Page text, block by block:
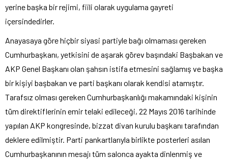
yerine başka bir rejimi, fiili olarak uygulama gayreti
içersindedirler.
Anayasaya göre hiçbir siyasi partiyle bağı olmaması gereken
Cumhurbaşkanı, yetkisini de aşarak görev başındaki Başbakan ve
AKP Genel Başkanı olan şahsın istifa etmesini sağlamış ve başka
bir kişiyi başbakan ve parti başkanı olarak kendisi atamıştır.
Tarafsız olması gereken Cumhurbaşkanlığı makamındaki kişinin
tüm direktiflerinin emir telaki edileceği, 22 Mayıs 2016 tarihinde
yapılan AKP kongresinde, bizzat divan kurulu başkanı tarafından
deklere edilmiştir. Parti pankartlarıyla birlikte posterleri asılan
Cumhurbaşkanının mesajı tüm salonca ayakta dinlenmiş ve